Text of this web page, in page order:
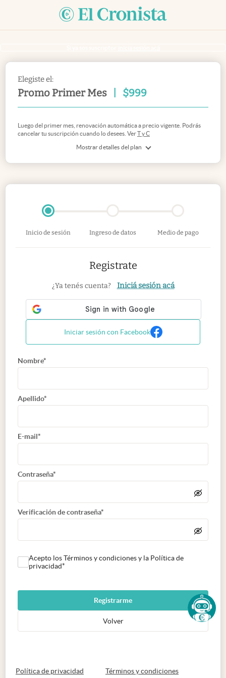
Elegiste el:
Promo Primer Mes $999
Mostrar detalles del plan
Luego del primer mes, renovación automática a precio vigente. Podrás
cancelar tu suscripción cuando lo desees. VerT y C
Inicio de sesión Ingreso de datos Medio de pago
Registrate
¿Ya tenés cuenta? Iniciá sesión acá
Iniciar sesión con Facebook
Nombre*
Apellido*
E-mail*
Contraseña*
Verificación de contraseña*
Acepto los Términos y condiciones y la Política de
privacidad*
Registrarme
Volver
Política de privacidad abre en nueva pestaña
Términos y condicionesabre en nueva